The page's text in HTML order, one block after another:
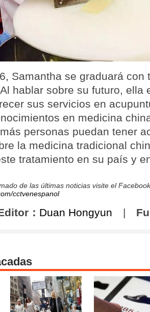
Samantha se graduará con
hablar sobre su futuro, ella
sus servicios en
en medicina
personas puedan tener
la medicina tradicional
tratamiento en su país y
de las últimas noticias visite el
cctvenespanol
： Duan Hongyun |